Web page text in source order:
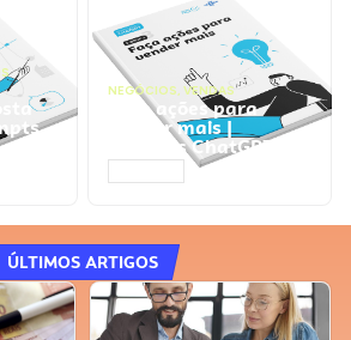
NEGÓCIOS, VENDAS
Faça ações para
vender mais |
Prompts ChatGPT
ÚLTIMOS ARTIGOS